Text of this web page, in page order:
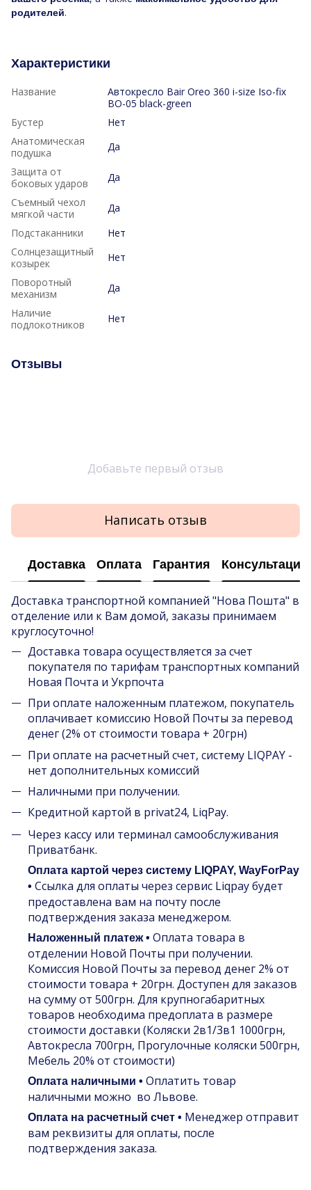
родителей.
Характеристики
Название
Автокресло Bair Oreo 360 i-size Iso-fix
BO-05 black-green
Бустер
Нет
Анатомическая
подушка
Да
Защита от
боковых ударов
Да
Съемный чехол
мягкой части
Да
Подстаканники
Нет
Солнцезащитный
козырек
Нет
Поворотный
механизм
Да
Наличие
подлокотников
Нет
Отзывы
Добавьте первый отзыв
Написать отзыв
Доставка Оплата Гарантия Консультация
Доставка транспортной компанией "Нова Пошта" в
отделение или к Вам домой, заказы принимаем
круглосуточно!
Доставка товара осуществляется за счет
покупателя по тарифам транспортных компаний
Новая Почта и Укрпочта
При оплате наложенным платежом, покупатель
оплачивает комиссию Новой Почты за перевод
денег (2% от стоимости товара + 20грн)
При оплате на расчетный счет, систему LIQPAY -
нет дополнительных комиссий
Наличными при получении.
Кредитной картой в privat24, LiqPay.
Через кассу или терминал самообслуживания
Приватбанк.
Оплата картой через систему LIQPAY, WayForPay
• Ссылка для оплаты через сервис Liqpay будет
предоставлена вам на почту после
подтверждения заказа менеджером.
Наложенный платеж • Оплата товара в
отделении Новой Почты при получении.
Комиссия Новой Почты за перевод денег 2% от
стоимости товара + 20грн. Доступен для заказов
на сумму от 500грн. Для крупногабаритных
товаров необходима предоплата в размере
стоимости доставки (Коляски 2в1/3в1 1000грн,
Автокресла 700грн, Прогулочные коляски 500грн,
Мебель 20% от стоимости)
Оплата наличными • Оплатить товар
наличными можно во Львове.
Оплата на расчетный счет • Менеджер отправит
вам реквизиты для оплаты, после
подтверждения заказа.